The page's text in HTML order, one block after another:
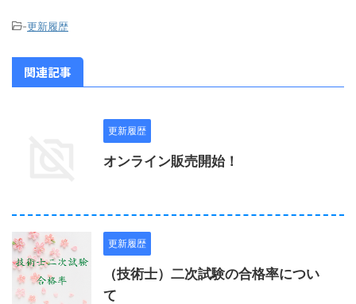
-更新履歴
関連記事
更新履歴
オンライン販売開始！
更新履歴
（技術士）二次試験の合格率につい
て